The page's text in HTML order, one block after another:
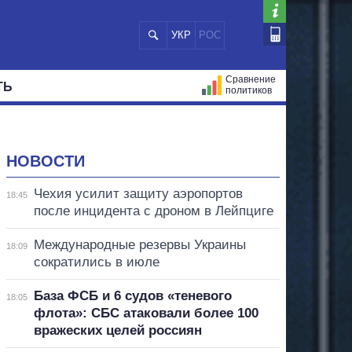
УКР РОС
Сравнение
политиков
НОВОСТИ
18:45
Чехия усилит защиту аэропортов
после инцидента с дроном в Лейпциге
18:09
Международные резервы Украины
сократились в июле
18:05
База ФСБ и 6 судов «теневого
флота»: СБС атаковали более 100
вражеских целей россиян